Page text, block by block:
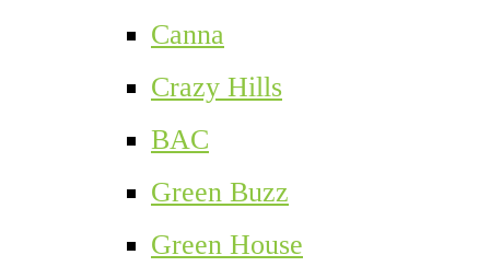
Canna
Crazy Hills
BAC
Green Buzz
Green House